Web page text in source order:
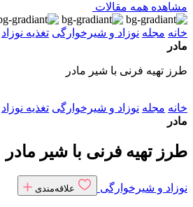
مشاهده همه مقالات
خانه مجله نوزاد و شیرخوارگی تغذیه نوزاد
مادر
طرز تهیه فرنی با شیر مادر
خانه مجله نوزاد و شیرخوارگی تغذیه نوزاد
مادر
طرز تهیه فرنی با شیر مادر
نوزاد و شیرخوارگی علاقه‌مندی